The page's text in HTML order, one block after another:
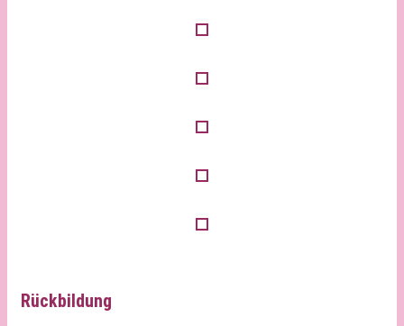
Rückbildung